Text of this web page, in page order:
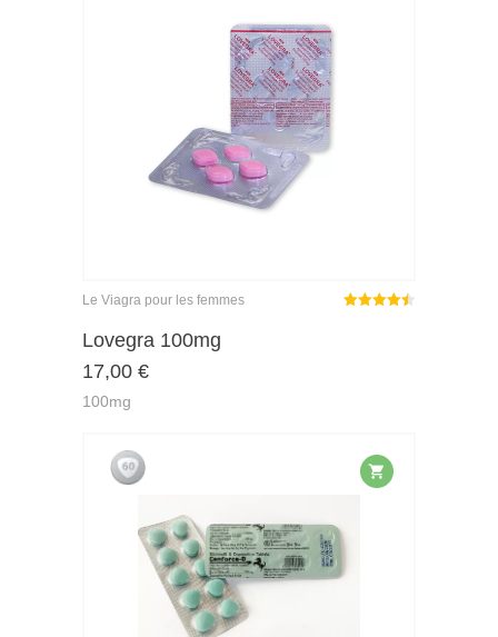
Le Viagra pour les femmes
Lovegra 100mg
17,00 €
100mg